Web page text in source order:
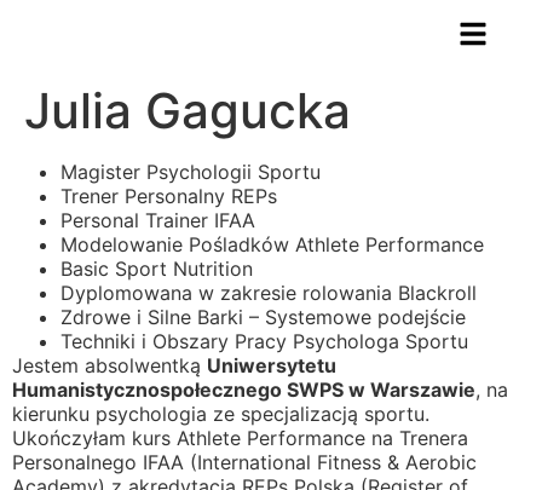
Julia Gagucka
Magister Psychologii Sportu
Trener Personalny REPs
Personal Trainer IFAA
Modelowanie Pośladków Athlete Performance
Basic Sport Nutrition
Dyplomowana w zakresie rolowania Blackroll
Zdrowe i Silne Barki – Systemowe podejście
Techniki i Obszary Pracy Psychologa Sportu
Jestem absolwentką Uniwersytetu
Humanistycznospołecznego SWPS w Warszawie, na
kierunku psychologia ze specjalizacją sportu.
Ukończyłam kurs Athlete Performance na Trenera
Personalnego IFAA (International Fitness & Aerobic